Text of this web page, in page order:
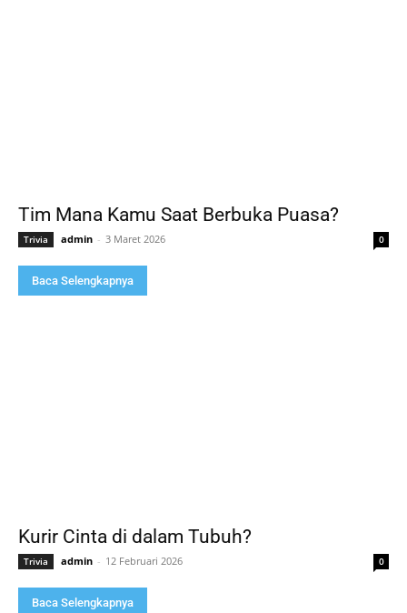
Tim Mana Kamu Saat Berbuka Puasa?
Trivia admin - 3 Maret 2026 0
Baca Selengkapnya
Kurir Cinta di dalam Tubuh?
Trivia admin - 12 Februari 2026 0
Baca Selengkapnya